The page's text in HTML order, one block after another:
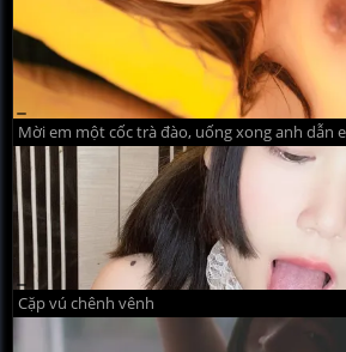
Mời em một cốc trà đào, uống xong anh dẫn
Cặp vú chênh vênh